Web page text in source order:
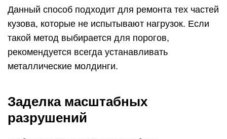
Данный способ подходит для ремонта тех частей
кузова, которые не испытывают нагрузок. Если
такой метод выбирается для порогов,
рекомендуется всегда устанавливать
металлические молдинги.
Заделка масштабных
разрушений